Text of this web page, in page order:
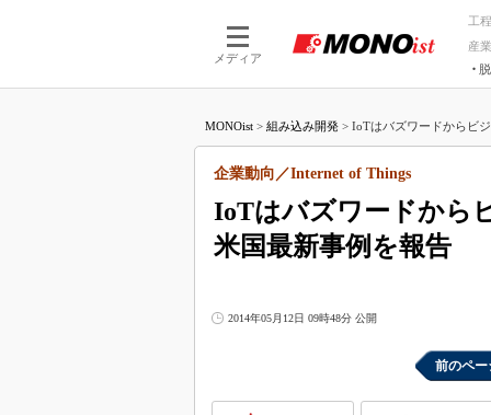
メディア
工
産
つながる工場
AI×設備
MONOist > 組み込み開発 > IoTはバズワードからビ
IoTはバズワードか
米国最新事例を報告
企業動向／Internet of Things
2014年05月12日 09時48分 公開
前のペー